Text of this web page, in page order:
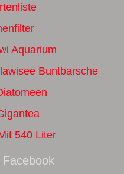
Aquarium
Buntbarsche
540 Liter